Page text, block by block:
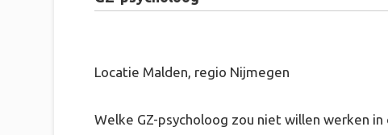
Locatie Malden, regio Nijmegen
Welke GZ-psycholoog zou niet willen werken